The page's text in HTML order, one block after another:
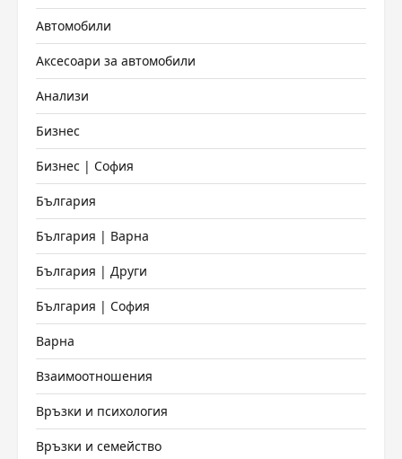
Автомобили
Аксесоари за автомобили
Анализи
Бизнес
Бизнес | София
България
България | Варна
България | Други
България | София
Варна
Взаимоотношения
Връзки и психология
Връзки и семейство